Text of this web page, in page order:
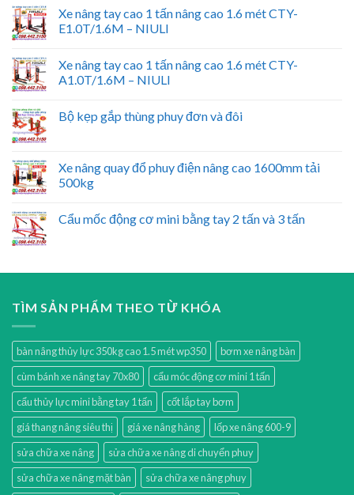
Xe nâng tay cao 1 tấn nâng cao 1.6 mét CTY-
E1.0T/1.6M – NIULI
Xe nâng tay cao 1 tấn nâng cao 1.6 mét CTY-
A1.0T/1.6M – NIULI
Bộ kẹp gắp thùng phuy đơn và đôi
Xe nâng quay đổ phuy điện nâng cao 1600mm tải
500kg
Cẩu mốc động cơ mini bằng tay 2 tấn và 3 tấn
TÌM SẢN PHẨM THEO TỪ KHÓA
bàn nâng thủy lực 350kg cao 1.5 mét wp350
bơm xe nâng bàn
cùm bánh xe nâng tay 70x80
cẩu móc động cơ mini 1 tấn
cẩu thủy lực mini bằng tay 1 tấn
cốt lắp tay bơm
giá thang nâng siêu thị
giá xe nâng hàng
lốp xe nâng 600-9
sửa chữa xe nâng
sửa chữa xe nâng di chuyển phuy
sửa chữa xe nâng mặt bàn
sửa chữa xe nâng phuy